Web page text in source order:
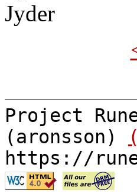
Jyder
Project
(aronsson)
https://